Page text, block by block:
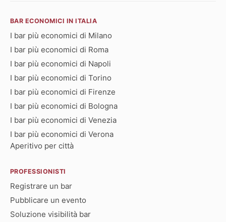
BAR ECONOMICI IN ITALIA
I bar più economici di Milano
I bar più economici di Roma
I bar più economici di Napoli
I bar più economici di Torino
I bar più economici di Firenze
I bar più economici di Bologna
I bar più economici di Venezia
I bar più economici di Verona
Aperitivo per città
PROFESSIONISTI
Registrare un bar
Pubblicare un evento
Soluzione visibilità bar